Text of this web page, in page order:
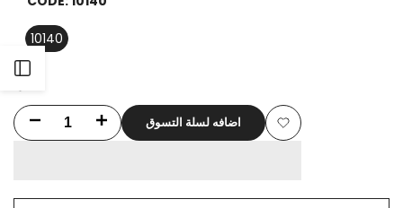
10140
Decrease Increase اضافه لسلة التسوق
Add